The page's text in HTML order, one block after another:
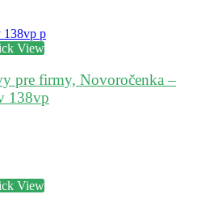
View
pre firmy, Novoročenka –
138vp
View